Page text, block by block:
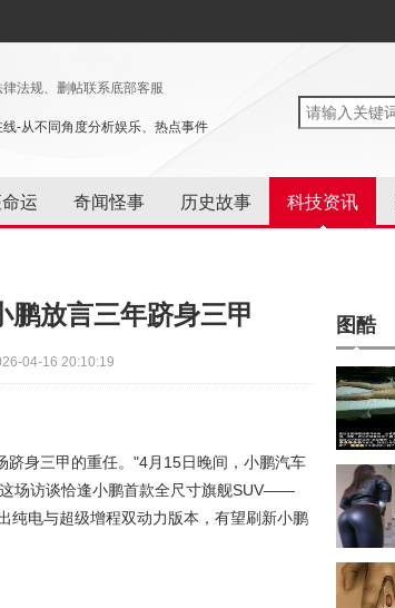
法规、删帖联系底部客服
-从不同角度分析娱乐、热点事件
运 奇闻怪事 历史故事 科技资讯
鹏放言三年跻身三甲
04-16 20:10:19
身三甲的重任。"4月15日晚间，小鹏汽车
场访谈恰逢小鹏首款全尺寸旗舰SUV——
纯电与超级增程双动力版本，有望刷新小鹏
图酷